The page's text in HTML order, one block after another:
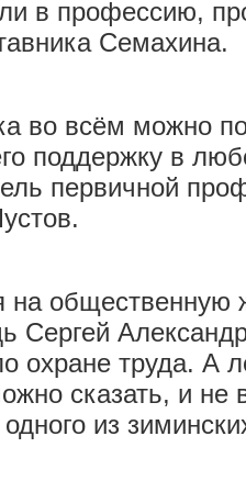
в профессию,
Семахина.
во всём можно
поддержку в
первичной
на общественную
Сергей
охране труда. А
сказать, и не
из